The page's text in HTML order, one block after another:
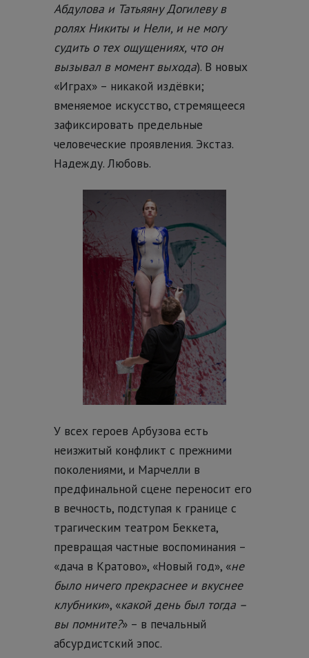
Абдулова и Татьяяну Догилеву в
ролях Никиты и Нели, и не могу
судить о тех ощущениях, что он
вызывал в момент выхода). В новых
«Играх» – никакой издёвки;
вменяемое искусство, стремящееся
зафиксировать предельные
человеческие проявления. Экстаз.
Надежду. Любовь.
У всех героев Арбузова есть
неизжитый конфликт с прежними
поколениями, и Марчелли в
предфинальной сцене переносит его
в вечность, подступая к границе с
трагическим театром Беккета,
превращая частные воспоминания –
«дача в Кратово», «Новый год», «не
было ничего прекраснее и вкуснее
клубники», «какой день был тогда –
вы помните?» – в печальный
абсурдистский эпос.